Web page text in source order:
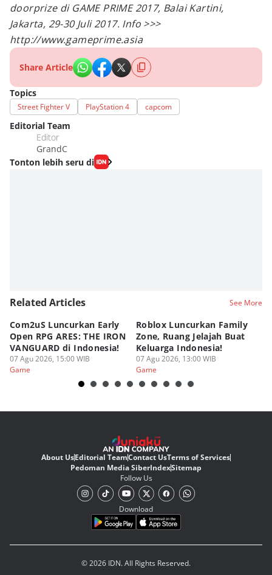
doorprize di GAME PRIME 2017, Balai Kartini,
Jakarta, 29-30 Juli 2017. Info >>>
http://www.gameprime.asia
Share Article
Topics
Street Fighter V PlayStation 4 capcom
Editorial Team
Editor
GrandC
Tonton lebih seru di
Related Articles See More
Com2uS Luncurkan Early
Open RPG ARES: THE IRON
VANGUARD di Indonesia!
07 Agu 2026, 15:00 WIB
Game
Roblox Luncurkan Family
Zone, Ruang Jelajah Buat
Keluarga Indonesia!
07 Agu 2026, 13:00 WIB
Game
About UsEditorial TeamContact UsTerms of Services
Pedoman Media SiberIndexSitemap
Follow Us
Download
© 2026 IDN. All Rights Reserved.